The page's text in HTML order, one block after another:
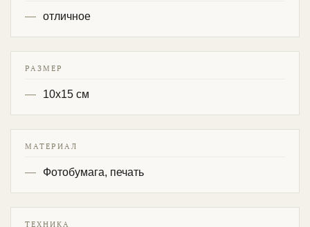
отличное
РАЗМЕР
10х15 см
МАТЕРИАЛ
Фотобумага, печать
ТЕХНИКА